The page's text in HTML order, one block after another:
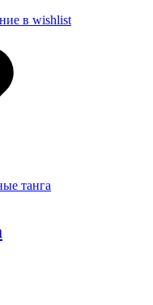
в wishlist